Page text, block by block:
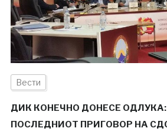
Вести
ДИК КОНЕЧНО ДОНЕСЕ
ПОСЛЕДНИОТ ПРИГОВОР НА